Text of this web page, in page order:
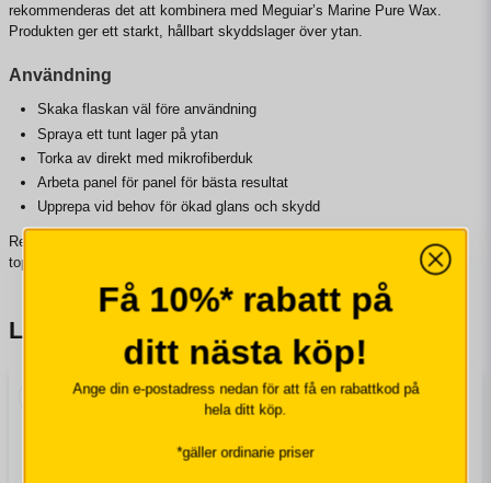
rekommenderas det att kombinera med Meguiar’s Marine Pure Wax.
Produkten ger ett starkt, hållbart skyddslager över ytan.
Användning
Skaka flaskan väl före användning
Spraya ett tunt lager på ytan
Torka av direkt med mikrofiberduk
Arbeta panel för panel för bästa resultat
Upprepa vid behov för ökad glans och skydd
Resultatet blir en skinande och vattenavvisande yta som håller båten i
toppskick mellan vaxningarna.
Liknande produkter
Få 10%* rabatt på
ditt nästa köp!
Ange din e-postadress nedan för att få en rabattkod på
hela ditt köp.
*gäller ordinarie priser